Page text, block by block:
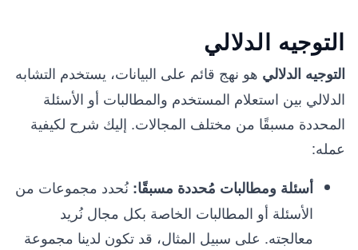
التوجيه الدلالي
التوجيه الدلالي هو نهج قائم على البيانات، يستخدم التشابه
الدلالي بين استعلام المستخدم والمطالبات أو الأسئلة
المحددة مسبقًا من مختلف المجالات. إليك شرح لكيفية
عمله:
أسئلة ومطالبات مُحددة مسبقًا: نُحدد مجموعات من
الأسئلة أو المطالبات الخاصة بكل مجال نُريد
معالجته. على سبيل المثال، قد تكون لدينا مجموعة